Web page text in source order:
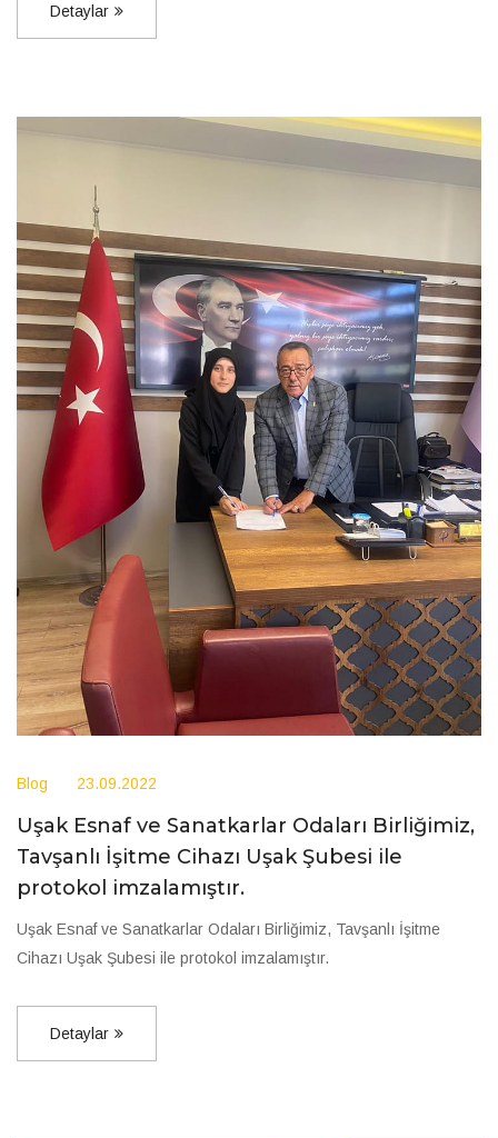
Detaylar
Blog 23.09.2022
Uşak Esnaf ve Sanatkarlar Odaları Birliğimiz,
Tavşanlı İşitme Cihazı Uşak Şubesi ile
protokol imzalamıştır.
Uşak Esnaf ve Sanatkarlar Odaları Birliğimiz, Tavşanlı İşitme
Cihazı Uşak Şubesi ile protokol imzalamıştır.
Detaylar